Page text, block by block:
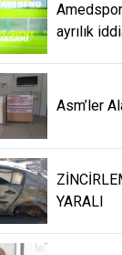
ayrılık
Asm’ler
YARALI